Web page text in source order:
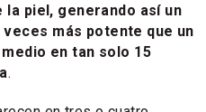
la piel, generando así un
más potente que un
en tan solo 15
.